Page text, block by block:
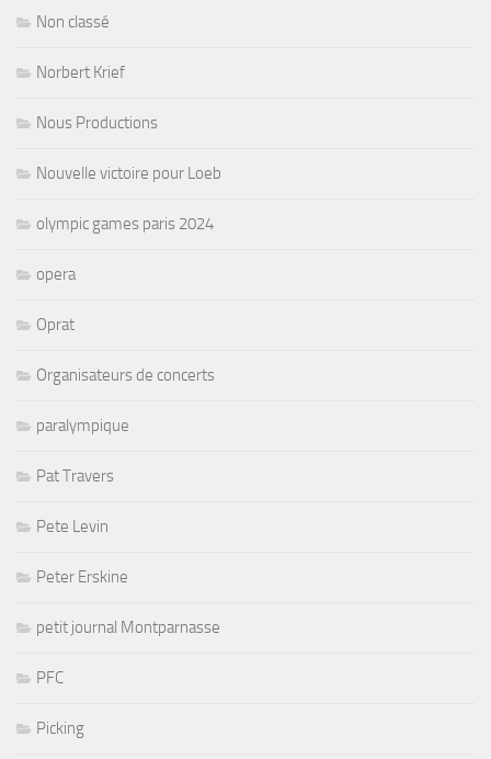
Non classé
Norbert Krief
Nous Productions
Nouvelle victoire pour Loeb
olympic games paris 2024
opera
Oprat
Organisateurs de concerts
paralympique
Pat Travers
Pete Levin
Peter Erskine
petit journal Montparnasse
PFC
Picking